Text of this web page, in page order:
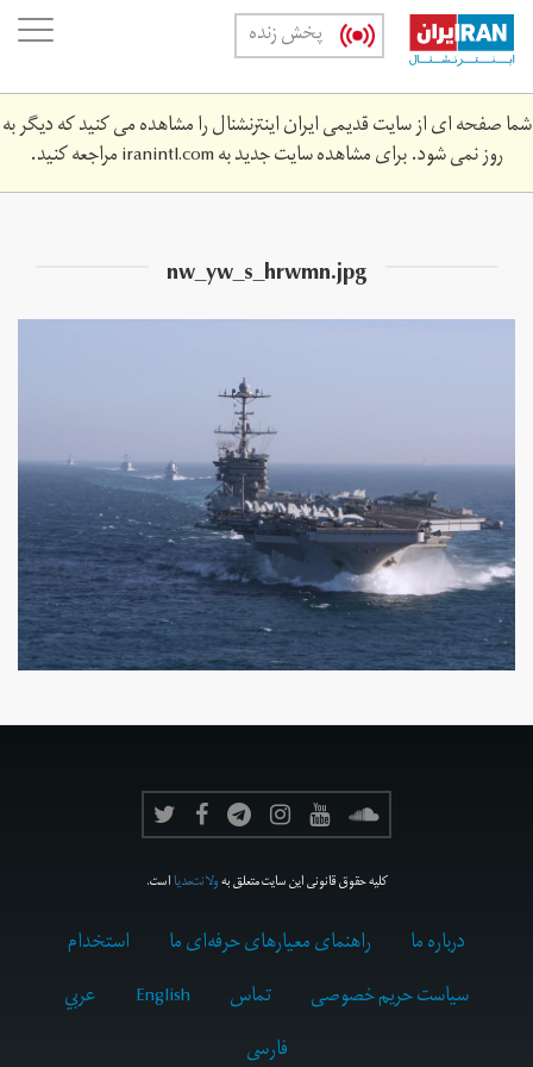
Skip
main
content
پخش زنده
شما صفحه ای از سایت قدیمی ایران اینترنشنال را مشاهده می کنید که دیگر به
روز نمی شود. برای مشاهده سایت جدید بهiranintl.comمراجعه کنید.
nw_yw_s_hrwmn.jpg
کلیه حقوق قانونی این سایت متعلق بهولانت‌مدیااست.
درباره ما راهنمای معیارهای حرفه‌ای ما
استخدام
سیاست حریم خصوصی
تماس English
عربي
فارسى